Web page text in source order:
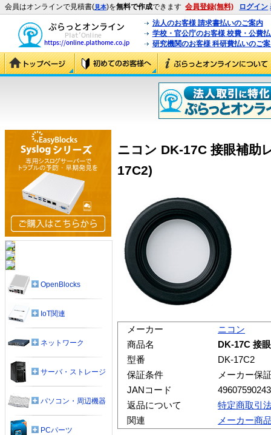
会員はオンラインで見積書(見本)を無料で作成できます 会員登録(無料) ログイン
法人のお客様 請求書払いのご案内
学校・官公庁のお客様 校費・公費
研究機関のお客様 科研費払いのご
ニコン DK-17C 接眼補助
17C2)
メーカー
ニコン
商品名
DK-17C 接
型番
DK-17C2
保証条件
メーカー保
JANコード
返品について
特定商取引
関連
メーカー商
OpenBlocks
IoT関連
ネットワーク
サーバ・ストレージ
パソコン・周辺機器
PCパーツ